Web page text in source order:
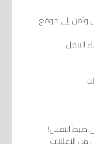
وآمن إلى موقع
التنقل
ضبط النفس!